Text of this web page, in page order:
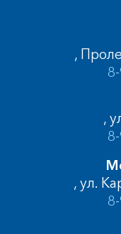
,
,
, ул.